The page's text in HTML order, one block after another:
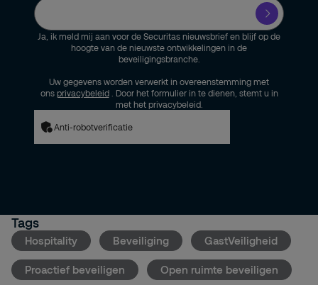
Ja, ik meld mij aan voor de Securitas nieuwsbrief en blijf op de
hoogte van de nieuwste ontwikkelingen in de
beveiligingsbranche.
Uw gegevens worden verwerkt in overeenstemming met
ons privacybeleid
. Door het formulier in te dienen, stemt u in
met het privacybeleid.
Anti-robotverificatie
Tags
Hospitality Beveiliging GastVeiligheid
Proactief beveiligen Open ruimte beveiligen